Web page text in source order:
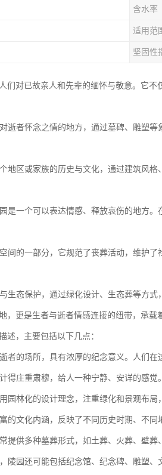
含水率
适用范
坚固性
们对已故亲人和先辈的缅怀与敬意。它不
逝者怀念之情的地方，通过墓碑、雕塑
地区或家族的历史与文化，通过建筑风
是一个可以表达情感、释放哀伤的地方
间的一部分，它规范了丧葬活动，维护
生态保护，通过绿化设计、生态葬等方式
，更是生者与逝者情感连接的纽带，承载
述，主要包括以下几点：
者的场所，具有浓厚的纪念意义。人们在
得庄重肃穆，给人一种宁静、安详的感觉
园林化的设计理念，注重绿化和景观布
的文化内涵，反映了不同历史时期、不同
提供多种墓葬形式，如土葬、火葬、壁葬
陵园还可能包括纪念馆、纪念碑、雕塑